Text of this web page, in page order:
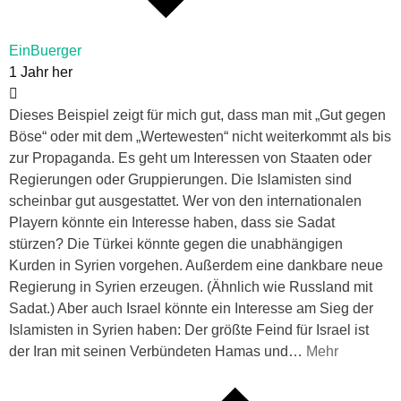
EinBuerger
1 Jahr her
Dieses Beispiel zeigt für mich gut, dass man mit „Gut gegen
Böse“ oder mit dem „Wertewesten“ nicht weiterkommt als bis
zur Propaganda. Es geht um Interessen von Staaten oder
Regierungen oder Gruppierungen. Die Islamisten sind
scheinbar gut ausgestattet. Wer von den internationalen
Playern könnte ein Interesse haben, dass sie Sadat
stürzen? Die Türkei könnte gegen die unabhängigen
Kurden in Syrien vorgehen. Außerdem eine dankbare neue
Regierung in Syrien erzeugen. (Ähnlich wie Russland mit
Sadat.) Aber auch Israel könnte ein Interesse am Sieg der
Islamisten in Syrien haben: Der größte Feind für Israel ist
der Iran mit seinen Verbündeten Hamas und … Mehr